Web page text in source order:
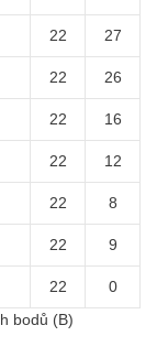
22 27
22 26
22 16
22 12
22 8
22 9
22
0
bodů (B)